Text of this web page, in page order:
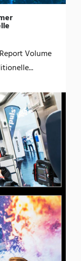
Volume